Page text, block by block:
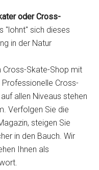
oder Cross-
"lohnt" sich dieses
in der Natur
Cross-Skate-Shop mit
Cross-
allen Niveaus stehen
Verfolgen Sie die
steigen Sie
in den Bauch. Wir
Ihnen als